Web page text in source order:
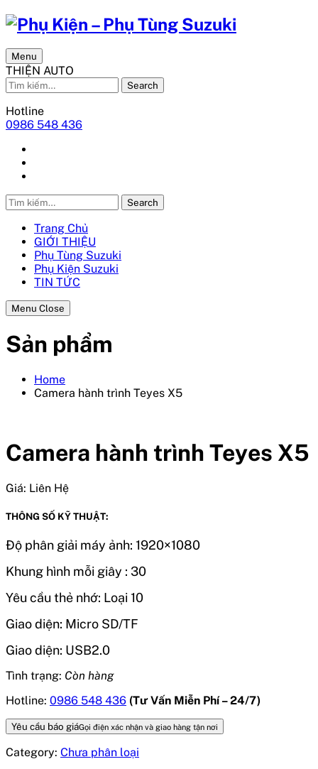
Menu
THIỆN AUTO
Search
Hotline
0986 548 436
Search
Trang Chủ
GIỚI THIỆU
Phụ Tùng Suzuki
Phụ Kiện Suzuki
TIN TỨC
Menu Close
Sản phẩm
Home
Camera hành trình Teyes X5
Camera hành trình Teyes X5
Giá: Liên Hệ
THÔNG SỐ KỸ THUẬT:
Độ phân giải máy ảnh: 1920×1080
Khung hình mỗi giây : 30
Yêu cầu thẻ nhớ: Loại 10
Giao diện: Micro SD/TF
Giao diện: USB2.0
Tình trạng: Còn hàng
Hotline: 0986 548 436 (Tư Vấn Miễn Phí – 24/7)
Yêu cầu báo giáGọi điện xác nhận và giao hàng tận nơi
Category: Chưa phân loại